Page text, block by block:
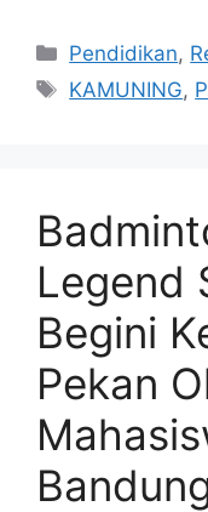
Kategori
Pendidikan,
Tag
KAMUNING,
Legend
Begini
Pekan